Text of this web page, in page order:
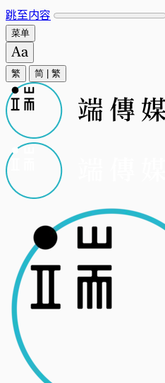
跳至内容
菜单
繁 简 繁